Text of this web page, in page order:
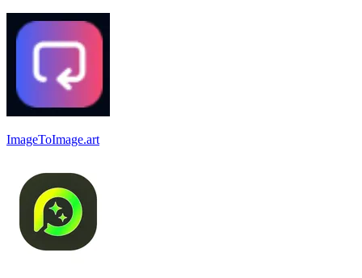
ImageToImage.art